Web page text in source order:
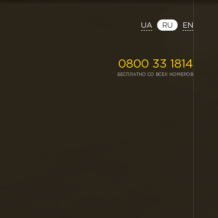
UA RU EN
0800 33 1814
БЕСПЛАТНО СО ВСЕХ НОМЕРОВ